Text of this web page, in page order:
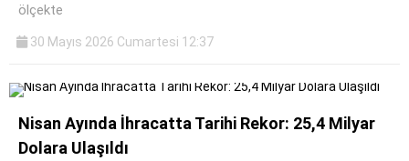
ölçekte
30 Mayıs 2026 Cumartesi 12:37
Nisan Ayında İhracatta Tarihi Rekor: 25,4 Milyar
Dolara Ulaşıldı